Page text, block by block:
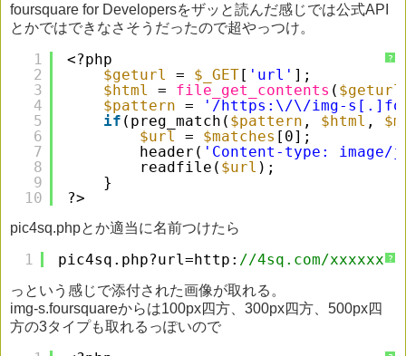
foursquare for Developersをザッと読んだ感じでは公式API
とかではできなさそうだったので超やっつけ。
?
1
2
3
4
5
6
7
8
9
10
<?php
$geturl
= $_GET[ 'url' ];
$html
= file_get_contents ( $geturl
$pattern =
'/https:\/\/img-
if (preg_match( $pattern , $html ,
$url
= $matches [0];
header( 'Content-type: image/
readfile( $url );
}
?>
pic4sq.phpとか適当に名前つけたら
?
1 pic4sq.php?url=http: //4sq.com/xxxxxx
っという感じで添付された画像が取れる。
img-s.foursquareからは100px四方、300px四方、500px四
方の3タイプも取れるっぽいので